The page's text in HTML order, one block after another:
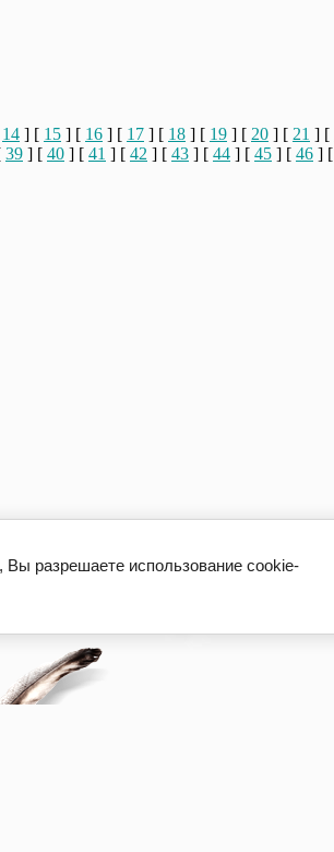
14 ] [ 15 ] [ 16 ] [ 17 ] [ 18 ] [ 19 ] [ 20 ] [ 21 ] [
39 ] [ 40 ] [ 41 ] [ 42 ] [ 43 ] [ 44 ] [ 45 ] [ 46 ] [
Вы разрешаете использование cookie-